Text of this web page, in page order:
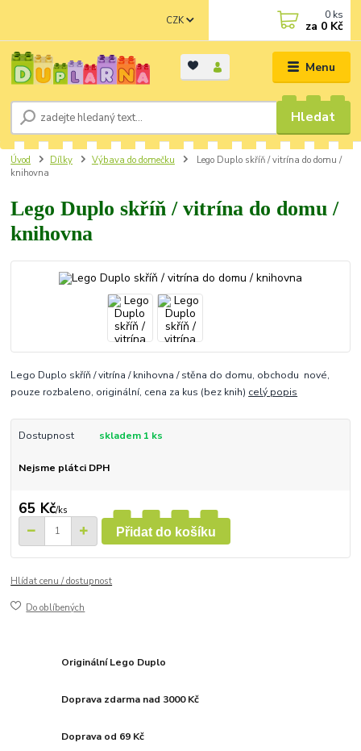
Menu
CZK
Hledat
0 ks
za 0 Kč
Úvod Dílky Výbava do domečku
Lego Duplo skříň / vitrína do domu /
knihovna
Lego Duplo skříň / vitrína do domu /
knihovna
Lego Duplo skříň / vitrína / knihovna / stěna do domu, obchodu nové,
pouze rozbaleno, originální, cena za kus (bez knih) celý popis
Dostupnost skladem 1 ks
Nejsme plátci DPH
65 Kč/ks
Přidat do košíku
Hlídat cenu / dostupnost
Do oblíbených
Originální Lego Duplo
Doprava zdarma nad 3000 Kč
Doprava od 69 Kč